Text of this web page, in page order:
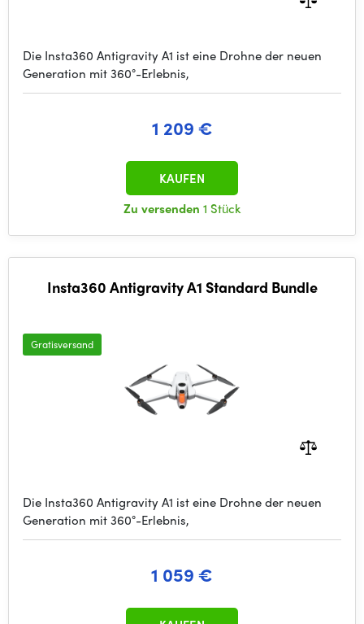
Die Insta360 Antigravity A1 ist eine Drohne der neuen
Generation mit 360°-Erlebnis,
1 209 €
Zu versenden 1 Stück
KAUFEN
Insta360 Antigravity A1 Standard Bundle
Gratisversand
Die Insta360 Antigravity A1 ist eine Drohne der neuen
Generation mit 360°-Erlebnis,
1 059 €